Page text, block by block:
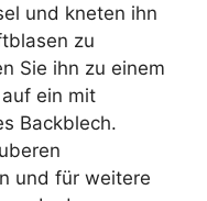
und kneten ihn
zu
Sie ihn zu einem
ein mit
Backblech.
und für weitere